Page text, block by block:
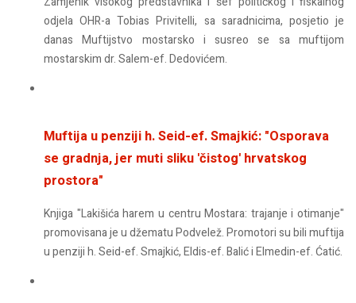
odjela OHR-a Tobias Privitelli, sa saradnicima, posjetio je
danas Muftijstvo mostarsko i susreo se sa muftijom
mostarskim dr. Salem-ef. Dedovićem.
Muftija u penziji h. Seid-ef. Smajkić: "Osporava
se gradnja, jer muti sliku 'čistog' hrvatskog
prostora"
Knjiga "Lakišića harem u centru Mostara: trajanje i otimanje"
promovisana je u džematu Podvelež. Promotori su bili muftija
u penziji h. Seid-ef. Smajkić, Eldis-ef. Balić i Elmedin-ef. Ćatić.